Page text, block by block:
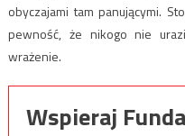
obyczajami tam panującymi.
pewność, że nikogo nie
wrażenie.
Wspieraj